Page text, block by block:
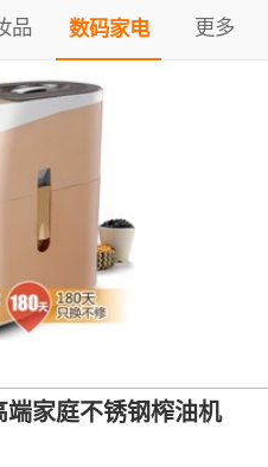
品 数码家电 更多
家庭不锈钢榨油机